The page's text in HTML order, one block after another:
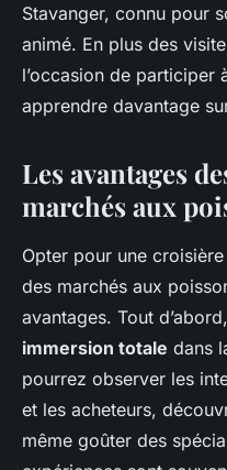
Stavanger, connu pour
animé. En plus des
l’occasion de participer
apprendre davantage
Les avantages
marchés aux
Opter pour une
des marchés aux
avantages. Tout
immersion totale dans
pourrez observer les
et les acheteurs,
même goûter des